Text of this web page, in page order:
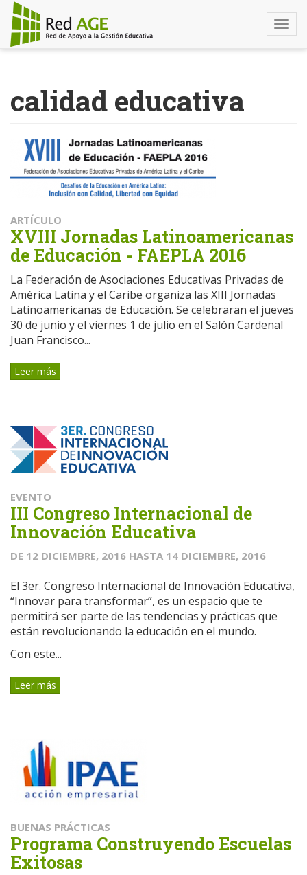
contenido
principal
calidad educativa
ARTÍCULO
XVIII Jornadas Latinoamericanas
de Educación - FAEPLA 2016
La Federación de Asociaciones Educativas Privadas de
América Latina y el Caribe organiza las XIII Jornadas
Latinoamericanas de Educación. Se celebraran el jueves
30 de junio y el viernes 1 de julio en el Salón Cardenal
Juan Francisco...
Leer más
EVENTO
III Congreso Internacional de
Innovación Educativa
DE 12 DICIEMBRE, 2016 HASTA 14 DICIEMBRE, 2016
El 3er. Congreso Internacional de Innovación Educativa,
“Innovar para transformar”, es un espacio que te
permitirá ser parte de las tendencias y prácticas que
están revolucionando la educación en el mundo.
Con este...
Leer más
BUENAS PRÁCTICAS
Programa Construyendo Escuelas
Exitosas